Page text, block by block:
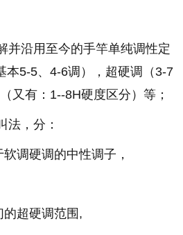
沿用至今的手竿单纯调性定
本5-5、4-6调），超硬调（3-7
又有：1--8H硬度区分）等；
，分：
调硬调的中性调子，
超硬调范围,